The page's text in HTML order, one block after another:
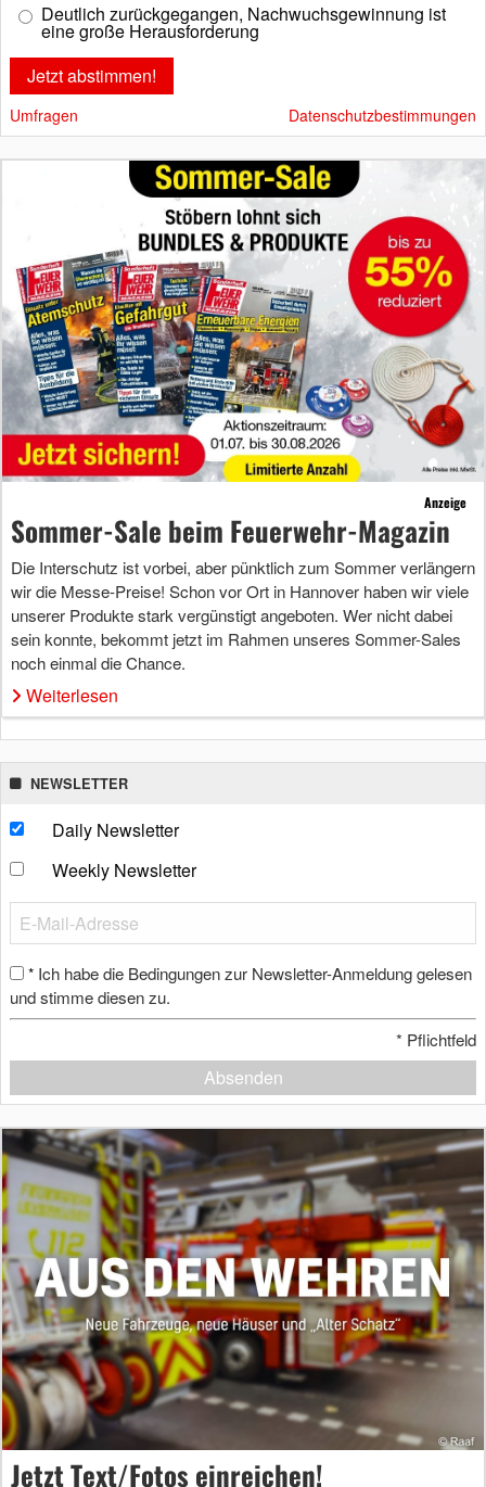
Deutlich zurückgegangen, Nachwuchsgewinnung ist
eine große Herausforderung
Umfragen Datenschutzbestimmungen
Anzeige
Sommer-Sale beim Feuerwehr-Magazin
Die Interschutz ist vorbei, aber pünktlich zum Sommer verlängern
wir die Messe-Preise! Schon vor Ort in Hannover haben wir viele
unserer Produkte stark vergünstigt angeboten. Wer nicht dabei
sein konnte, bekommt jetzt im Rahmen unseres Sommer-Sales
noch einmal die Chance.
Weiterlesen
NEWSLETTER
Daily Newsletter
Weekly Newsletter
* Ich habe die Bedingungen zur Newsletter-Anmeldung gelesen
und stimme diesen zu.
* Pflichtfeld
Absenden
Jetzt Text/Fotos einreichen!